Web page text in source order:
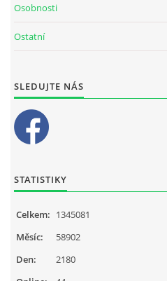
Osobnosti
Ostatní
SLEDUJTE NÁS
STATISTIKY
Celkem: 1345081
Měsíc:
58902
Den:
2180